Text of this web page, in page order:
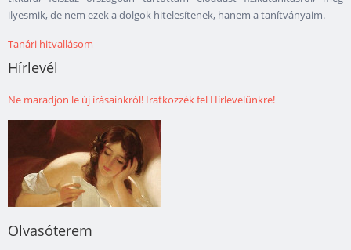
ilyesmik, de nem ezek a dolgok hitelesítenek, hanem a tanítványaim.
Tanári hitvallásom
Hírlevél
Ne maradjon le új írásainkról! Iratkozzék fel Hírlevelünkre!
Olvasóterem